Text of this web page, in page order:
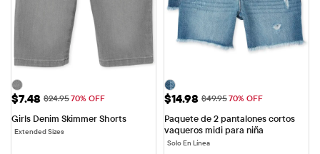
Precio de venta: $7.48
$7.48 Precio original: $24.95
$24.9570% OFF
Girls Denim Skimmer Shorts
Extended Sizes
Precio de venta: $14.98
$14.98 Precio original: $49.95
$49.9570% OFF
Paquete de 2 pantalones cortos
vaqueros midi para niña
Solo En Línea